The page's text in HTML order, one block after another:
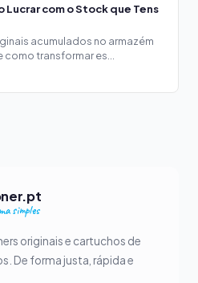
com o Stock que Tens
acumulados no armazém
transformar es...
simples
originais e cartuchos de
De forma justa, rápida e